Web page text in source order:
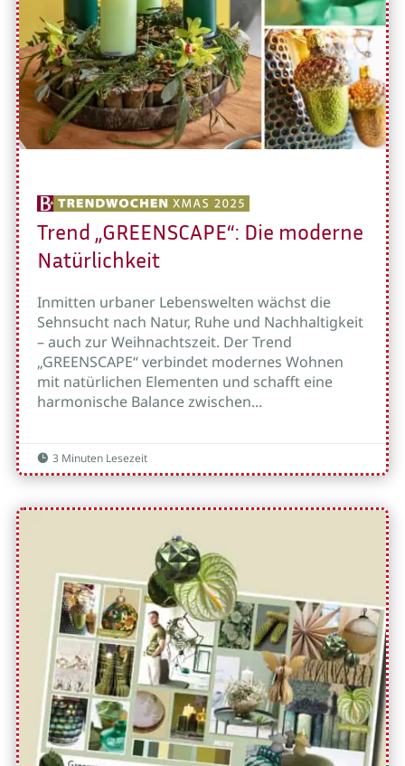
Trend „GREENSCAPE“: Die moderne
Natürlichkeit
Inmitten urbaner Lebenswelten wächst die
Sehnsucht nach Natur, Ruhe und Nachhaltigkeit
– auch zur Weihnachtszeit. Der Trend
„GREENSCAPE“ verbindet modernes Wohnen
mit natürlichen Elementen und schafft eine
harmonische Balance zwischen...
 3 Minuten Lesezeit